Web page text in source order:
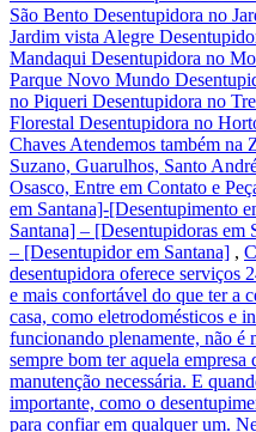
São Bento Desentupidora no
Jardim vista Alegre
Mandaqui Desentupidora no
Parque Novo Mundo
no Piqueri Desentupidora no
Florestal Desentupidora no
Chaves Atendemos também na
Suzano, Guarulhos, Santo
Osasco, Entre em Contato e
em Santana]-[Desentupimento
Santana] – [Desentupidoras em
– [Desentupidor em Santana] ,
desentupidora oferece serviços
e mais confortável do que ter a
casa, como eletrodomésticos e
funcionando plenamente, não é
sempre bom ter aquela
manutenção necessária. E
importante, como o
para confiar em qualquer um.